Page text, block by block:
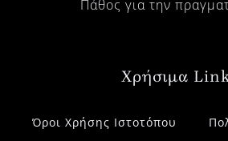
Πάθος για την
Χρήσιμα
Όροι Χρήσης Ιστοτόπου